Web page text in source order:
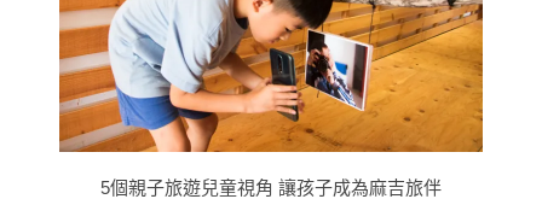
5個親子旅遊兒童視角 讓孩子成為麻吉旅伴